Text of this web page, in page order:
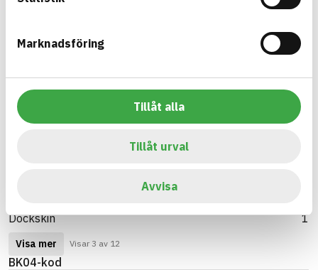
Marknadsföring
Tillåt alla
Tillåt urval
Avvisa
Fentrim 2 100mm
Visa mer
Dockskin 1
Visa mer Visar 3 av 12
BK04-kod